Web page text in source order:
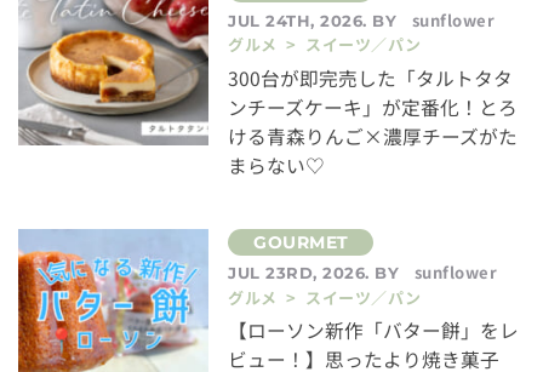
JUL 24TH, 2026. BY
sunflower
グルメ > スイーツ／パン
300台が即完売した「タルトタタ
ンチーズケーキ」が定番化！とろ
ける青森りんご×濃厚チーズがた
まらない♡
JUL 23RD, 2026. BY
sunflower
グルメ > スイーツ／パン
【ローソン新作「バター餅」をレ
ビュー！】思ったより焼き菓子